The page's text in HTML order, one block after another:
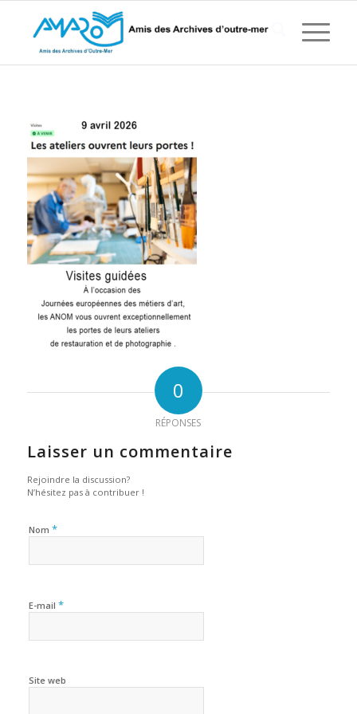
0
RÉPONSES
Laisser un commentaire
Rejoindre la discussion?
N’hésitez pas à contribuer !
Nom *
E-mail *
Site web